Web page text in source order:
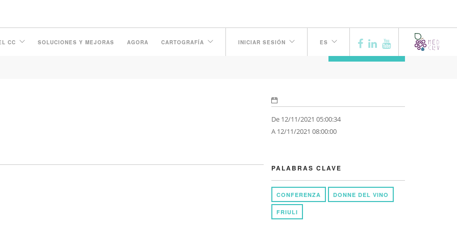
CC SOLUCIONES Y MEJORAS AGORA CARTOGRAFÍA INICIAR SESIÓN ES
E RIPERCUSSIONI IN VIGNA ED
ANTERIOR
De 12/11/2021 05:00:34
A 12/11/2021 08:00:00
PALABRAS CLAVE
CONFERENZA DONNE DEL VINO
FRIULI